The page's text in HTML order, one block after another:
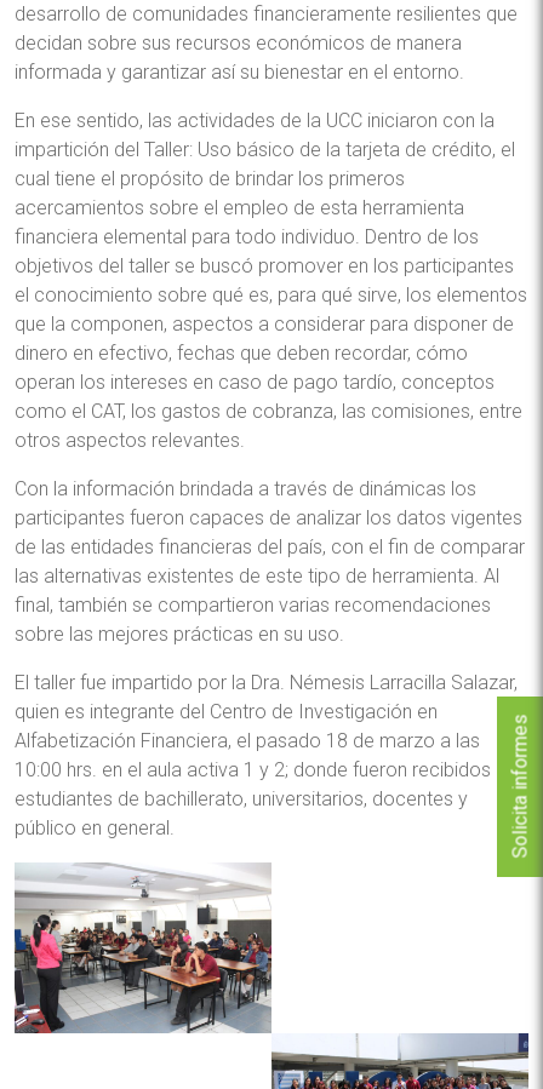
Solicita informes
desarrollo de comunidades financieramente resilientes que
decidan sobre sus recursos económicos de manera
informada y garantizar así su bienestar en el entorno.
En ese sentido, las actividades de la UCC iniciaron con la
impartición del Taller: Uso básico de la tarjeta de crédito, el
cual tiene el propósito de brindar los primeros
acercamientos sobre el empleo de esta herramienta
financiera elemental para todo individuo. Dentro de los
objetivos del taller se buscó promover en los participantes
el conocimiento sobre qué es, para qué sirve, los elementos
que la componen, aspectos a considerar para disponer de
dinero en efectivo, fechas que deben recordar, cómo
operan los intereses en caso de pago tardío, conceptos
como el CAT, los gastos de cobranza, las comisiones, entre
otros aspectos relevantes.
Con la información brindada a través de dinámicas los
participantes fueron capaces de analizar los datos vigentes
de las entidades financieras del país, con el fin de comparar
las alternativas existentes de este tipo de herramienta. Al
final, también se compartieron varias recomendaciones
sobre las mejores prácticas en su uso.
El taller fue impartido por la Dra. Némesis Larracilla Salazar,
quien es integrante del Centro de Investigación en
Alfabetización Financiera, el pasado 18 de marzo a las
10:00 hrs. en el aula activa 1 y 2; donde fueron recibidos
estudiantes de bachillerato, universitarios, docentes y
público en general.